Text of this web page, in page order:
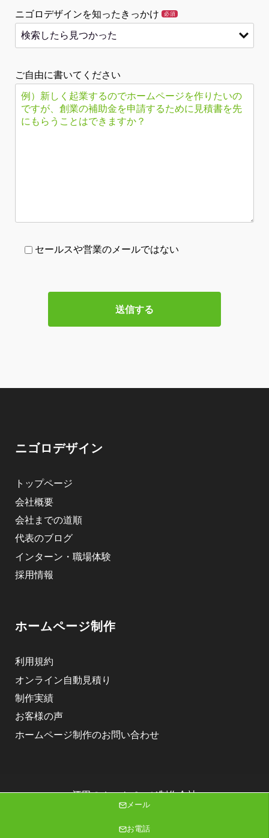
ニゴロデザインを知ったきっかけ 必須
ご自由に書いてください
セールスや営業のメールではない
ニゴロデザイン
トップページ
会社概要
会社までの道順
代表のブログ
インターン・職場体験
採用情報
ホームページ制作
利用規約
オンライン自動見積り
制作実績
お客様の声
ホームページ制作のお問い合わせ
酒田のホームページ制作会社
株式会社ニゴロデザイン
Copyright (C) 2026 株式会社ニゴロデザイン All Rights Reserved.
メール
お電話